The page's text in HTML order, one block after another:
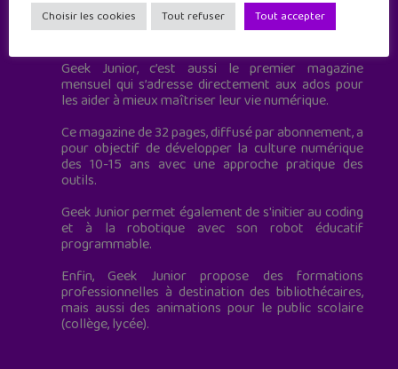
Geek Junior est le premier site de culture numérique
à destination des adolescents.
Geek Junior, c’est aussi le premier magazine
mensuel qui s’adresse directement aux ados pour
les aider à mieux maîtriser leur vie numérique.
Ce magazine de 32 pages, diffusé par abonnement, a
pour objectif de développer la culture numérique
des 10-15 ans avec une approche pratique des
outils.
Geek Junior permet également de s'initier au coding
et à la robotique avec son robot éducatif
programmable.
Enfin, Geek Junior propose des formations
professionnelles à destination des bibliothécaires,
mais aussi des animations pour le public scolaire
(collège, lycée).
Choisir les cookies Tout refuser Tout accepter